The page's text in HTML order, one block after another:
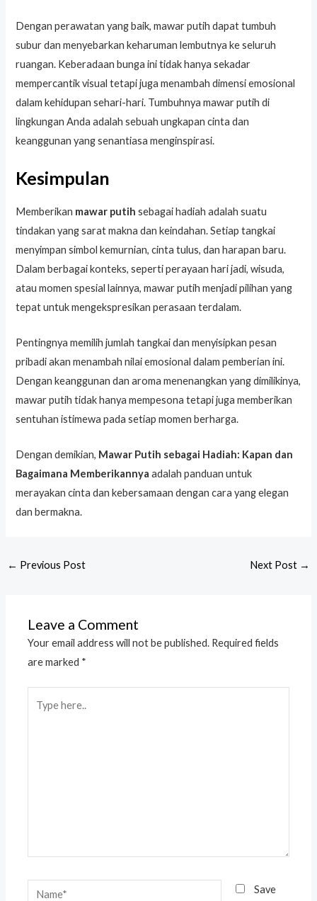
Dengan perawatan yang baik, mawar putih dapat tumbuh
subur dan menyebarkan keharuman lembutnya ke seluruh
ruangan. Keberadaan bunga ini tidak hanya sekadar
mempercantik visual tetapi juga menambah dimensi emosional
dalam kehidupan sehari-hari. Tumbuhnya mawar putih di
lingkungan Anda adalah sebuah ungkapan cinta dan
keanggunan yang senantiasa menginspirasi.
Kesimpulan
Memberikan mawar putih sebagai hadiah adalah suatu
tindakan yang sarat makna dan keindahan. Setiap tangkai
menyimpan simbol kemurnian, cinta tulus, dan harapan baru.
Dalam berbagai konteks, seperti perayaan hari jadi, wisuda,
atau momen spesial lainnya, mawar putih menjadi pilihan yang
tepat untuk mengekspresikan perasaan terdalam.
Pentingnya memilih jumlah tangkai dan menyisipkan pesan
pribadi akan menambah nilai emosional dalam pemberian ini.
Dengan keanggunan dan aroma menenangkan yang dimilikinya,
mawar putih tidak hanya mempesona tetapi juga memberikan
sentuhan istimewa pada setiap momen berharga.
Dengan demikian, Mawar Putih sebagai Hadiah: Kapan dan
Bagaimana Memberikannya adalah panduan untuk
merayakan cinta dan kebersamaan dengan cara yang elegan
dan bermakna.
← Previous Post Next Post →
Leave a Comment
Your email address will not be published. Required fields
are marked *
here..
Name*
Save